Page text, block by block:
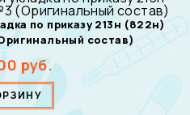
по приказу 213н (822н)
состав)
руб.